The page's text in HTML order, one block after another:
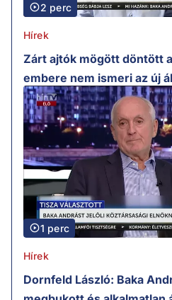
2 perc
Hírek
Zárt ajtók mögött döntött
embere nem ismeri az új
1 perc
Hírek
Dornfeld László: Baka